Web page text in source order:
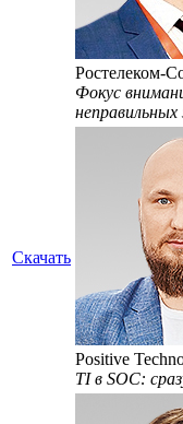
Ростелеком-
Фокус
неправильных
Скачать
Positive
TI в SOC: